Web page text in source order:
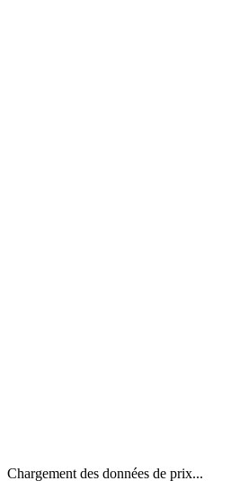
Chargement des données de prix...